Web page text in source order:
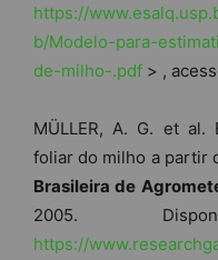
https://
b/Modelo-para-
de-milho-.pdf > ,
MÜLLER, A. G. et
foliar do milho a partir
Brasileira de
2005.
https://